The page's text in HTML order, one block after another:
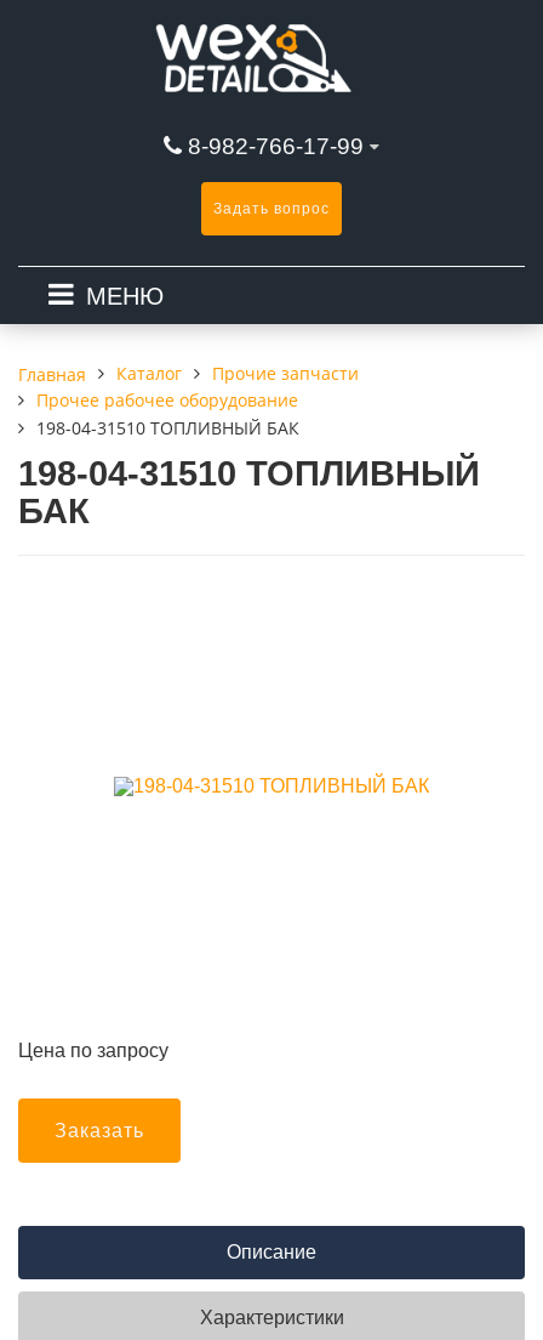
8-982-766-17-99
Задать вопрос
МЕНЮ
Главная Каталог
Прочие запчасти
Прочее рабочее оборудование
198-04-31510 ТОПЛИВНЫЙ БАК
198-04-31510 ТОПЛИВНЫЙ
БАК
Цена по запросу
Заказать
Описание
Характеристики